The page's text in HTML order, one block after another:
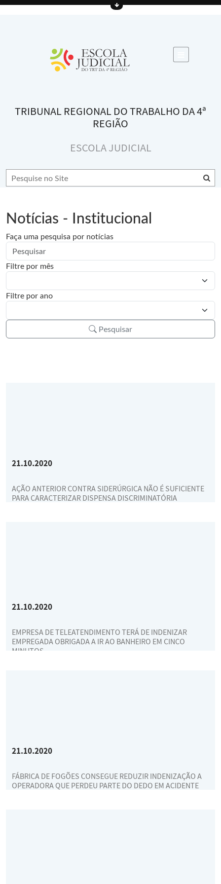
TRIBUNAL REGIONAL DO TRABALHO DA 4ª
REGIÃO
ESCOLA JUDICIAL
Notícias - Institucional
Faça uma pesquisa por notícias
Filtre por mês
Filtre por ano
Pesquisar
21.10.2020
AÇÃO ANTERIOR CONTRA SIDERÚRGICA NÃO É SUFICIENTE
PARA CARACTERIZAR DISPENSA DISCRIMINATÓRIA
21.10.2020
EMPRESA DE TELEATENDIMENTO TERÁ DE INDENIZAR
EMPREGADA OBRIGADA A IR AO BANHEIRO EM CINCO
MINUTOS
21.10.2020
FÁBRICA DE FOGÕES CONSEGUE REDUZIR INDENIZAÇÃO A
OPERADORA QUE PERDEU PARTE DO DEDO EM ACIDENTE